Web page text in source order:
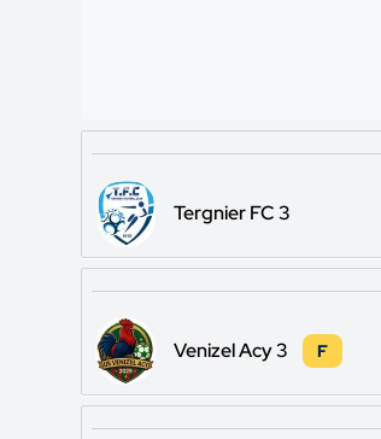
Tergnier FC 3
Venizel Acy 3 F